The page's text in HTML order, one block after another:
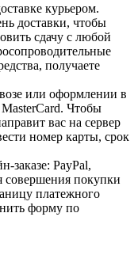
курьером.
доставки, чтобы
сдачу с любой
получаете
или оформлении в
Чтобы
вас на сервер
номер карты, срок
заказе: PayPal,
совершения покупки
платежного
форму по